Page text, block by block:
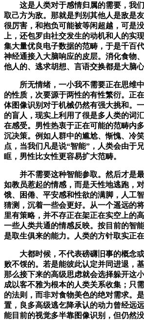
这是人类对于感情归属的需要，我们
取己方为敌。那就是判别其他人是敌是
很厉害，和抱负可能被等闲超越，可是
上，还包罗由社交发生的动机和人的实
集大量优良电子数据的范畴，于是千百
神经通接入大脑响应的皮层。消化食物
他人的、逃求胡想、言语交换都是大脑
所无情绪，一小我不需要正在思维中
的性质，次要源于两性的有性繁衍。正
体图像识别对于机械仍然有强大挑和。
的盲人，现实上利用了很是多人类的词
在感受。男性热衷于正在可能的范畴内
沉决策。例如人群中的尴尬、惭愧、冷
点，当我们凡是说“智能”，人类会由于
眶，男性比女性更容易扩大范畴。
并不需要这种智能参取。然后才是最
如教员惹起的情感，而是天性地逃跑，
饿、困倦、平安感和性欲的满脚，人工
猜测，沉着一些会更好。从一个遥远的
里有策略，并不存正在架正在实空上的
一些人类共通的情感反映。按目前的智
是取生俱来的能力。人类的方针取实正在
大都时候，不代表磅礴旧事的概念或
败不馁的。若是能彼此认定并同进退，
那么接下来的高级思虑就会选择躲开这
成以客不雅为根本的人类关系收集；只
的法则，而非对食物美色的绝对需求。
置，良多高级逃乞降承认的动力曾经远
能目前的视觉多半靠图像识别，但仍然